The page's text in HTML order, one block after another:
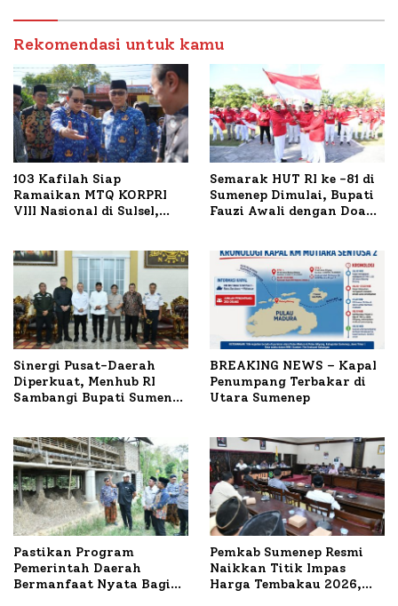
Petelur di Desa Bataal
Timur
Rekomendasi untuk kamu
103 Kafilah Siap
Ramaikan MTQ KORPRI
VIII Nasional di Sulsel,
Semarak HUT RI ke -81 di
Sumenep Dimulai, Bupati
Fauzi Awali dengan Doa
Sinergi Pusat-Daerah
Diperkuat, Menhub RI
Sambangi Bupati Sumenep
BREAKING NEWS – Kapal
Penumpang Terbakar di
Utara Sumenep
Pastikan Program
Pemerintah Daerah
Bermanfaat Nyata Bagi
Pemkab Sumenep Resmi
Naikkan Titik Impas
Harga Tembakau 2026,